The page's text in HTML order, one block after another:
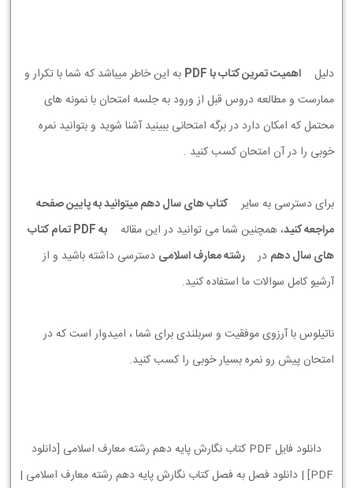
دلیل اهمیت تمرین کتاب با PDF
به این خاطر میباشد که شما با تکرار و
ممارست و مطالعه دروس قبل از ورود به جلسه امتحان با نمونه های
محتمل که امکان دارد در برگه امتحانی ببینید آشنا شوید و بتوانید نمره
خوبی را در آن امتحان کسب کنید .
برای دسترسی به سایر
کتاب های سال دهم میتوانید به پایین صفحه
مراجعه کنید، همچنین شما می توانید در این مقاله
به PDF تمام کتاب
های سال دهم در رشته معارف اسلامی دسترسی داشته باشید و از
آرشیو کامل سوالات ما استفاده کنید.
ناتیلوس با آرزوی موفقیت و سربلندی برای شما ، امیدوار است که در
امتحان پیش رو نمره بسیار خوبی را کسب کنید.
دانلود فایل PDF کتاب نگارش پایه دهم رشته معارف اسلامی [دانلود
PDF] | دانلود فصل به فصل کتاب نگارش پایه دهم رشته معارف اسلامی |